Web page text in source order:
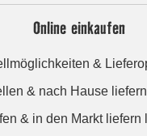
Online einkaufen
&
& nach Hause
& in den Markt liefern